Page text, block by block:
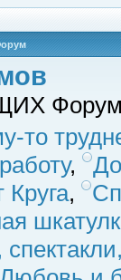
то
,
Круга,